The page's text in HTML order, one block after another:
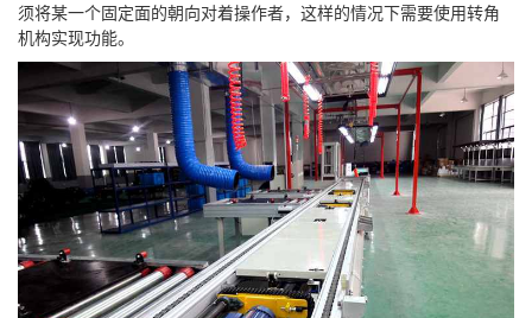
须将某一个固定面的朝向对着操作者，这样的情况下需要使用转角
机构实现功能。